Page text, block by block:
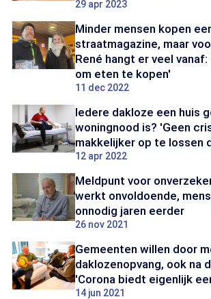
29 apr 2023
Minder mensen kopen
straatmagazine, maar
René hangt er veel
om eten te kopen'
11 dec 2022
Iedere dakloze een huis
woningnood is? 'Geen
makkelijker op te lossen
12 apr 2022
Meldpunt voor
werkt onvoldoende,
onnodig jaren eerder
26 nov 2021
Gemeenten willen door
daklozenopvang, ook na
'Corona biedt eigenlijk
14 jun 2021